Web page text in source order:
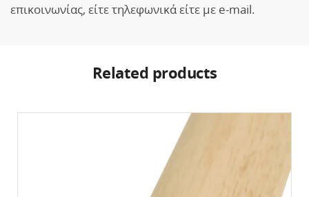
επικοινωνίας, είτε τηλεφωνικά είτε με e-mail.
Related products